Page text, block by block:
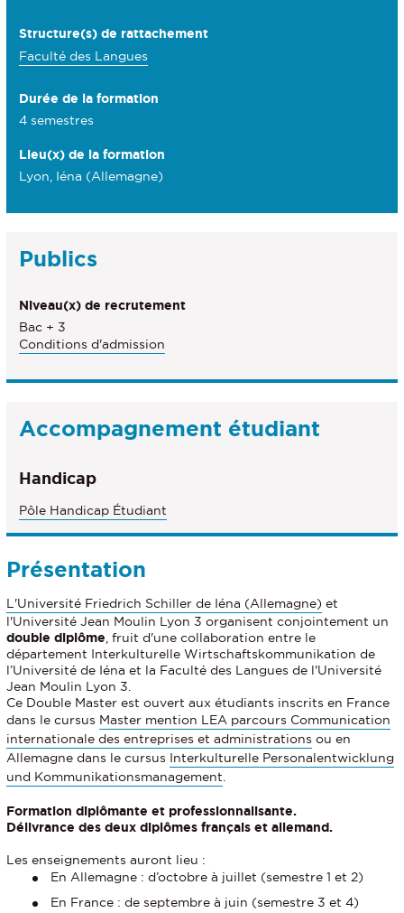
Structure(s) de rattachement
Faculté des Langues
Durée de la formation
4 semestres
Lieu(x) de la formation
Lyon, Iéna (Allemagne)
Publics
Niveau(x) de recrutement
Bac + 3
Conditions d'admission
Accompagnement étudiant
Handicap
Pôle Handicap Étudiant
Présentation
L'Université Friedrich Schiller de Iéna (Allemagne) et
l'Université Jean Moulin Lyon 3 organisent conjointement un
double diplôme, fruit d'une collaboration entre le
département Interkulturelle Wirtschaftskommunikation de
l’Université de Iéna et la Faculté des Langues de l'Université
Jean Moulin Lyon 3.
Ce Double Master est ouvert aux étudiants inscrits en France
dans le cursus Master mention LEA parcours Communication
internationale des entreprises et administrations ou en
Allemagne dans le cursus Interkulturelle Personalentwicklung
und Kommunikationsmanagement.
Formation diplômante et professionnalisante.
Délivrance des deux diplômes français et allemand.
Les enseignements auront lieu :
En Allemagne : d’octobre à juillet (semestre 1 et 2)
En France : de septembre à juin (semestre 3 et 4)